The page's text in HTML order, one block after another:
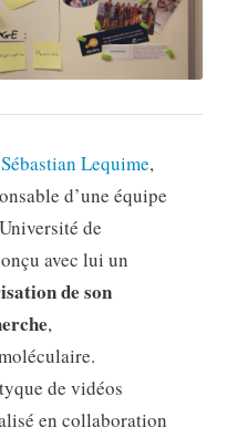
Lequime,
d’une équipe
de
avec lui un
de son
,
de vidéos
en collaboration